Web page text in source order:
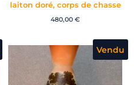
laiton doré, corps de chasse
480,00 €
Vendu